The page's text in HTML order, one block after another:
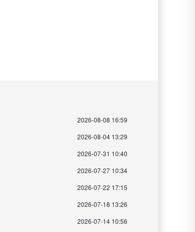
2026-08-08 16:59
2026-08-04 13:29
2026-07-31 10:40
2026-07-27 10:34
2026-07-22 17:15
2026-07-18 13:26
2026-07-14 10:56